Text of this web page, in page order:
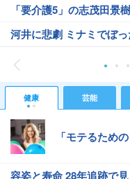
「要介護5」の志茂田景
河井に悲劇 ミナミでぼっ
健康 芸能
「モテるため
容姿と寿命 28年追跡で